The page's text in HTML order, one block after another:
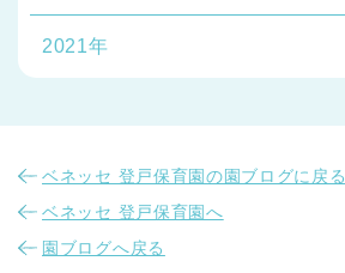
2021年
ベネッセ 登戸保育園の園ブログに戻る
ベネッセ 登戸保育園へ
園ブログへ戻る